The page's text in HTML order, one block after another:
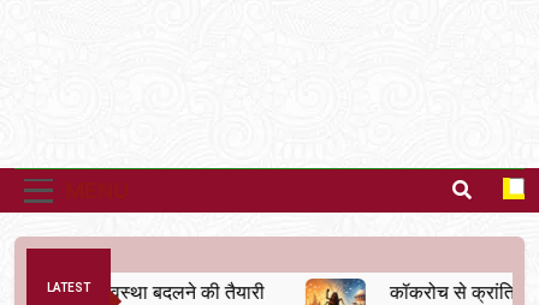
LATEST
व्यवस्था बदलने की तैयारी कॉकरोच से क्रांति तक